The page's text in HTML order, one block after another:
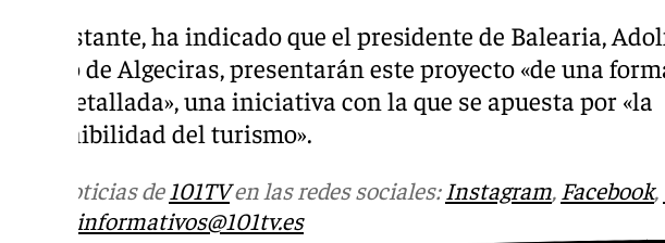
No obstante, ha indicado que el presidente de Balearia,
puerto de Algeciras, presentarán este proyecto «de una
más detallada», una iniciativa con la que se apuesta por «la
sostenibilidad del turismo».
Más noticias de101TVen las redes sociales:Instagram, Facebook,
informativos@101tv.es